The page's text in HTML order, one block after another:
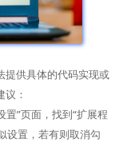
提供具体的代码实现或
：
”页面，找到“扩展程
设置，若有则取消勾